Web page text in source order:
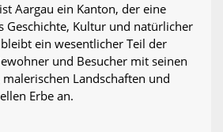
Aargau ein Kanton, der eine
Geschichte, Kultur und natürlicher
ein wesentlicher Teil der
und Besucher mit seinen
Landschaften und
Erbe an.